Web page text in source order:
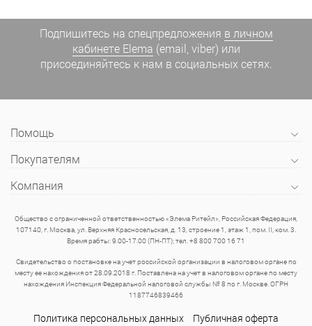
Подпишитесь на спецпредложения в личном
кабинете Elema (email, viber) или
присоединяйтесь к нам в социальных сетях.
Помощь
Покупателям
Компания
Общество с ограниченной ответственностью «Элема Ритейл», Российская Федерация,
107140, г. Москва, ул. Верхняя Красносельская, д. 13, строение 1, этаж 1, пом. II, ком. 3.
Время рабты: 9.00-17.00 (ПН-ПТ); тел. +8 800 700 16 71
Свидетельство о постановке на учет российской организации в налоговом органе по
месту ее нахождения от 28.09.2018 г. Поставлена на учет в налоговом органе по месту
нахождения Инспекция Федеральной налоговой службы № 8 по г. Москве. ОГРН
1187746839466
Политика персональных данных Публичная оферта